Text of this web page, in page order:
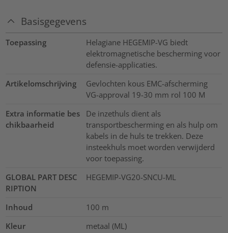
Basisgegevens
Toepassing
Helagiane HEGEMIP-VG biedt
elektromagnetische bescherming voor
defensie-applicaties.
Artikelomschrijving
Gevlochten kous EMC-afscherming
VG-approval 19-30 mm rol 100 M
Extra informatie bes
chikbaarheid
De inzethuls dient als
transportbescherming en als hulp om
kabels in de huls te trekken. Deze
insteekhuls moet worden verwijderd
voor toepassing.
GLOBAL PART DESC
RIPTION
HEGEMIP-VG20-SNCU-ML
Inhoud 100 m
Kleur
metaal (ML)